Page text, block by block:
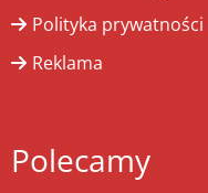
Polityka prywatności
Reklama
Polecamy